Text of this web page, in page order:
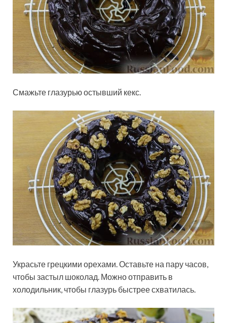
Смажьте глазурью остывший кекс.
Украсьте грецкими орехами. Оставьте на пару часов,
чтобы застыл шоколад. Можно отправить в
холодильник, чтобы глазурь быстрее схватилась.